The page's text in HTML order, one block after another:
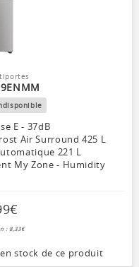
E - 37dB
Air Surround 425 L
221 L
My Zone - Humidity
€
: 8,33€
stock de ce produit